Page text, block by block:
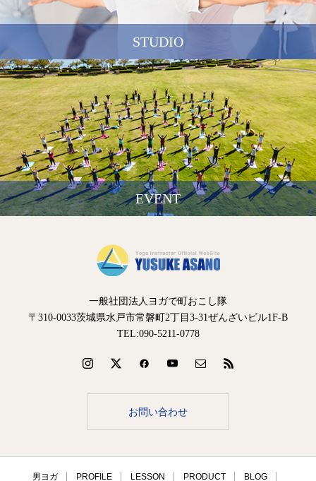
STUDIO
EVENT
一般社団法人ヨガで町おこし隊
〒310-0033茨城県水戸市常磐町2丁目3-31ぜんざいビル1F-B
TEL:090-5211-0778
お問い合わせ
男ヨガ PROFILE LESSON PRODUCT BLOG